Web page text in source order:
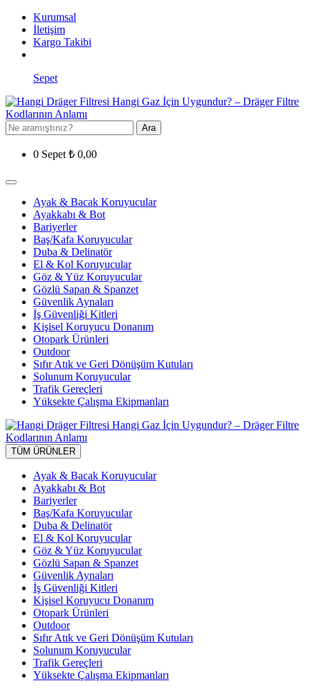
Kurumsal
İletişim
Kargo Takibi
Sepet
Ara
0 Sepet ₺ 0,00
Ayak & Bacak Koruyucular
Ayakkabı & Bot
Bariyerler
Baş/Kafa Koruyucular
Duba & Delinatör
El & Kol Koruyucular
Göz & Yüz Koruyucular
Gözlü Sapan & Spanzet
Güvenlik Aynaları
İş Güvenliği Kitleri
Kişisel Koruyucu Donanım
Otopark Ürünleri
Outdoor
Sıfır Atık ve Geri Dönüşüm Kutuları
Solunum Koruyucular
Trafik Gereçleri
Yüksekte Çalışma Ekipmanları
TÜM ÜRÜNLER
Ayak & Bacak Koruyucular
Ayakkabı & Bot
Bariyerler
Baş/Kafa Koruyucular
Duba & Delinatör
El & Kol Koruyucular
Göz & Yüz Koruyucular
Gözlü Sapan & Spanzet
Güvenlik Aynaları
İş Güvenliği Kitleri
Kişisel Koruyucu Donanım
Otopark Ürünleri
Outdoor
Sıfır Atık ve Geri Dönüşüm Kutuları
Solunum Koruyucular
Trafik Gereçleri
Yüksekte Çalışma Ekipmanları